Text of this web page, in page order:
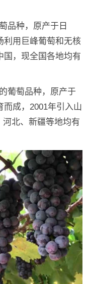
品种，原产于日
利用巨峰葡萄和无核
国，现全国各地均有
葡萄品种，原产于
而成，2001年引入山
北、新疆等地均有